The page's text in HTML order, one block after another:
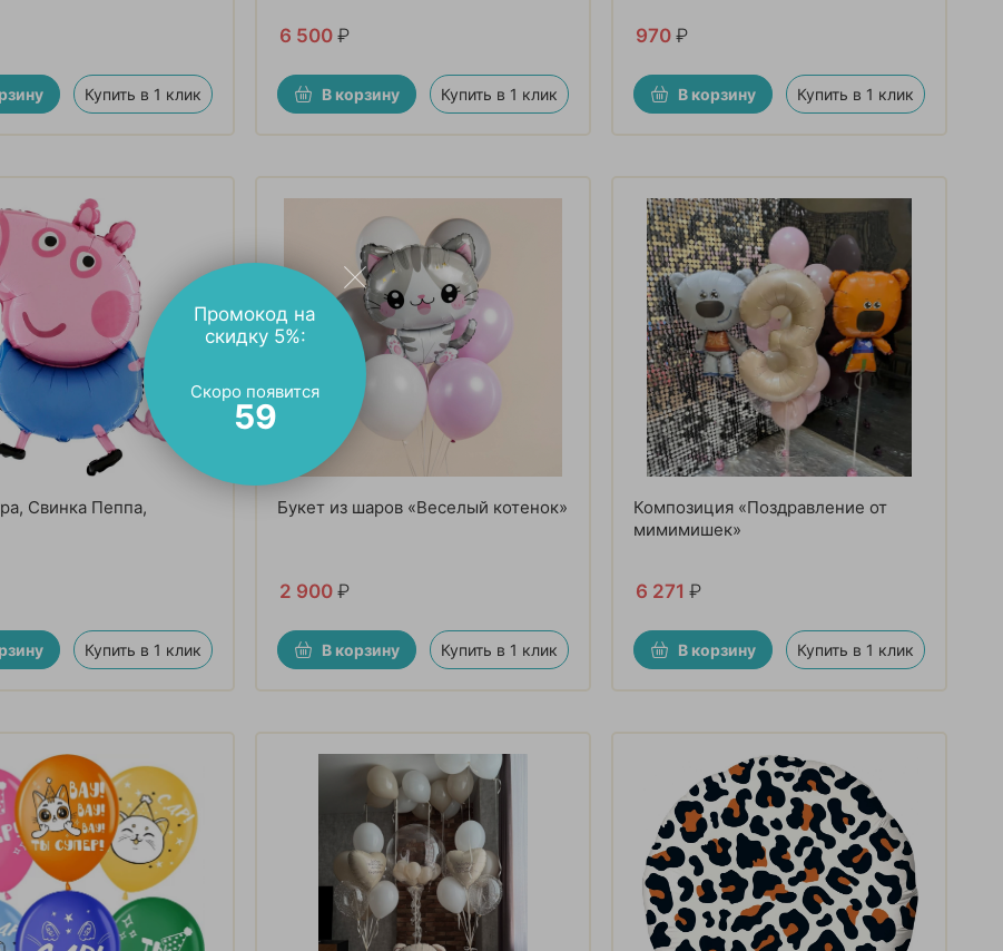
Купить в 1 клик
6 500 ₽
В корзину Купить в 1 клик
970 ₽
В корзину Купить в 1 клик
Свинка Пеппа,
Купить в 1 клик
Букет из шаров «Веселый котенок»
2 900 ₽
В корзину Купить в 1 клик
Композиция «Поздравление от
мимимишек»
6 271 ₽
В корзину Купить в 1 клик
Промокод на
скидку 5%:
Скоро появится
57